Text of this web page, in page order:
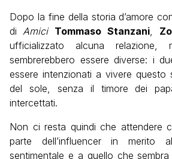
Dopo la fine della storia d’amore
diAmici Tommaso Stanzani,
ufficializzato alcuna
sembrerebbero essere diverse: i
essere intenzionati a vivere questo
del sole, senza il timore dei
intercettati.
Non ci resta quindi che attendere
parte dell’influencer in merito
sentimentale e a quello che